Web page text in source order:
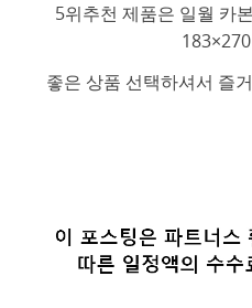
5위추천 제품은 일월 카
좋은 상품 선택하셔서 즐